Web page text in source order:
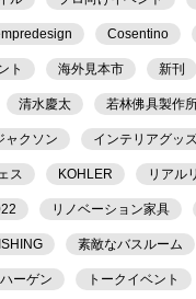
Cosentino
ト 海外見本市 新刊
清水慶太 若林佛具製作
ャクソン インテリアグッ
ス KOHLER リアル
リノベーション家具
素敵なバスルーム
ーゲン トークイベント